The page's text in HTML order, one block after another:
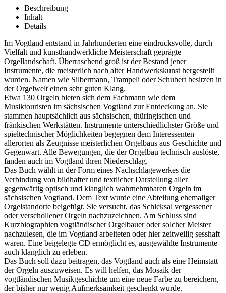
Beschreibung
Inhalt
Details
Im Vogtland entstand in Jahrhunderten eine eindrucksvolle, durch
Vielfalt und kunsthandwerkliche Meisterschaft geprägte
Orgellandschaft. Überraschend groß ist der Bestand jener
Instrumente, die meisterlich nach alter Handwerkskunst hergestellt
wurden. Namen wie Silbermann, Trampeli oder Schubert besitzen in
der Orgelwelt einen sehr guten Klang.
Etwa 130 Orgeln bieten sich dem Fachmann wie dem
Musiktouristen im sächsischen Vogtland zur Entdeckung an. Sie
stammen hauptsächlich aus sächsischen, thüringischen und
fränkischen Werkstätten. Instrumente unterschiedlichster Größe und
spieltechnischer Möglichkeiten begegnen dem Interessenten
allerorten als Zeugnisse meisterlichen Orgelbaus aus Geschichte und
Gegenwart. Alle Bewegungen, die der Orgelbau technisch auslöste,
fanden auch im Vogtland ihren Niederschlag.
Das Buch wählt in der Form eines Nachschlagewerkes die
Verbindung von bildhafter und textlicher Darstellung aller
gegenwärtig optisch und klanglich wahrnehmbaren Orgeln im
sächsischen Vogtland. Dem Text wurde eine Abteilung ehemaliger
Orgelstandorte beigefügt. Sie versucht, das Schicksal vergessener
oder verschollener Orgeln nachzuzeichnen. Am Schluss sind
Kurzbiographien vogtländischer Orgelbauer oder solcher Meister
nachzulesen, die im Vogtland arbeiteten oder hier zeitweilig sesshaft
waren. Eine beigelegte CD ermöglicht es, ausgewählte Instrumente
auch klanglich zu erleben.
Das Buch soll dazu beitragen, das Vogtland auch als eine Heimstatt
der Orgeln auszuweisen. Es will helfen, das Mosaik der
vogtländischen Musikgeschichte um eine neue Farbe zu bereichern,
der bisher nur wenig Aufmerksamkeit geschenkt wurde.